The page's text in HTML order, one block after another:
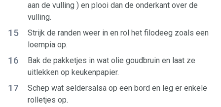
aan de vulling ) en plooi dan de onderkant over de
vulling.
15
Strijk de randen weer in en rol het filodeeg zoals een
loempia op.
16
Bak de pakketjes in wat olie goudbruin en laat ze
uitlekken op keukenpapier.
17
Schep wat seldersalsa op een bord en leg er enkele
rolletjes op.